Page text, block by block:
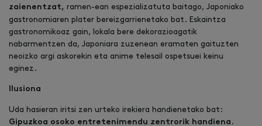
zaienentzat, ramen-ean espezializatuta baitago, Japoniako
gastronomiaren plater bereizgarrienetako bat. Eskaintza
gastronomikoaz gain, lokala bere dekorazioagatik
nabarmentzen da, Japoniara zuzenean eramaten gaituzten
neoizko argi askorekin eta anime telesail ospetsuei keinu
eginez.
Ilusiona
Uda hasieran iritsi zen urteko irekiera handienetako bat:
Gipuzkoa osoko entretenimendu zentrorik handiena .